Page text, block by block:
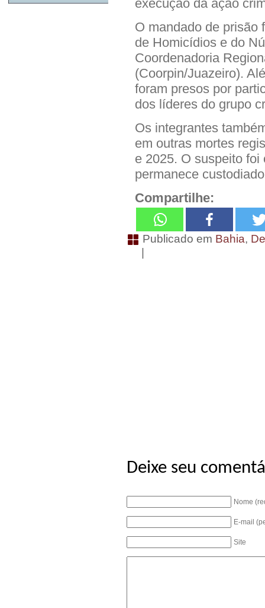
execução da ação
O mandado de prisão
de Homicídios e do
Coordenadoria
(Coorpin/Juazeiro).
foram presos por
dos líderes do grupo
Os integrantes
em outras mortes
e 2025. O suspeito
permanece
Compartilhe:
Publicado em Bahia,
|
Deixe seu
Nome
E-mail
Site